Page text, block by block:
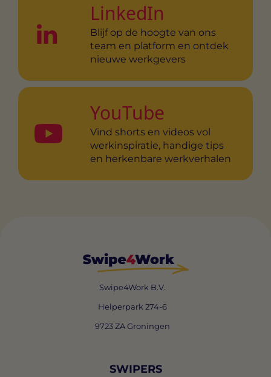
LinkedIn
Blijf op de hoogte van ons
team en platform en ontdek
nieuwe werkgevers
YouTube
Vind shorts en videos vol
werkinspiratie, handige tips
en herkenbare werkverhalen
Swipe4Work B.V.
Helperpark 274-6
9723 ZA Groningen
SWIPERS